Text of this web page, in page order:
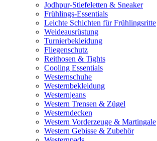
Jodhpur-Stiefeletten & Sneaker
Frühlings-Essentials
Leichte Schichten für Frühlingsritte
Weideausrüstung
Turnierbekleidung
Fliegenschutz
Reithosen & Tights
Cooling Essentials
Westernschuhe
Westernbekleidung
Westernjeans
Western Trensen & Zügel
Westerndecken
Western Vorderzeuge & Martingale
Western Gebisse & Zubehör